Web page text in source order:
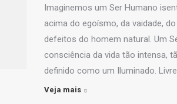
Imaginemos um Ser Humano
acima do egoísmo, da vaidade,
defeitos do homem natural. Um
consciência da vida tão intensa,
definido como um Iluminado.
Veja mais